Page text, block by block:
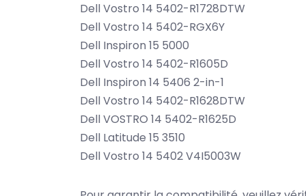
Dell Vostro 14 5402-R1728DTW
Dell Vostro 14 5402-RGX6Y
Dell Inspiron 15 5000
Dell Vostro 14 5402-R1605D
Dell Inspiron 14 5406 2-in-1
Dell Vostro 14 5402-R1628DTW
Dell VOSTRO 14 5402-R1625D
Dell Latitude 15 3510
Dell Vostro 14 5402 V4I5003W